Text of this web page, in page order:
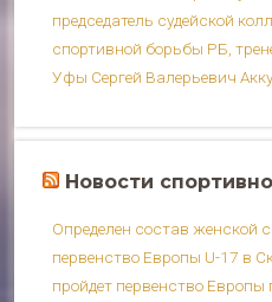
председатель судейской
спортивной борьбы РБ,
Уфы Сергей Валерьевич
Новости
Определен состав женской
первенство Европы U-17 в
пройдет первенство Европы